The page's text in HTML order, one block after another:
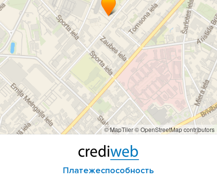
© MapTiler© OpenStreetMap contributors
Платежеспособность